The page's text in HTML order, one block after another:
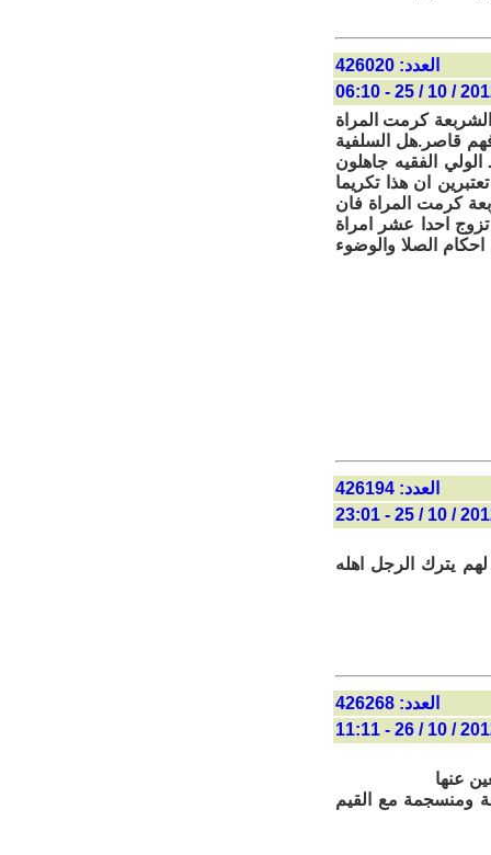
العدد: 426020
2012 / 10 / 25
كرمت المراة
قاصر.هل السلفية
الولي الفقيه جاهلون
ان هذا تكريما
كرمت المراة فان
احدا عشر امراة
احكام الصلا والوضوء
العدد: 426194
2012 / 10 / 25
يترك الرجل اهله
العدد: 426268
2012 / 10 / 26
عنها
ومنسجمة مع القيم